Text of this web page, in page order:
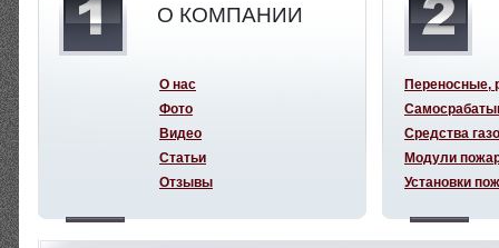
О КОМПАНИИ
О нас
Фото
Видео
Статьи
Отзывы
Переносные,
Средства
Модули
Установки